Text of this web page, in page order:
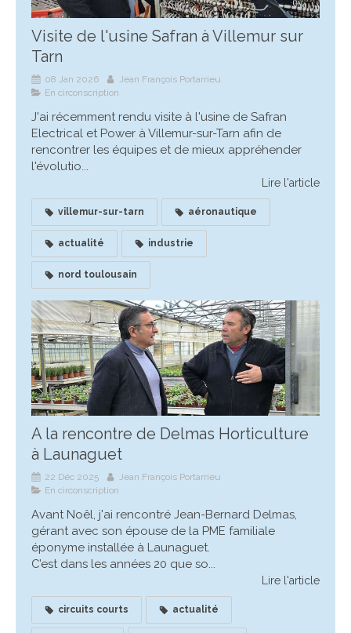
Visite de l'usine Safran à Villemur sur
Tarn
08 Jan 2026
Jean François Portarrieu
En circonscription
J'ai récemment rendu visite à l'usine de Safran
Electrical et Power à Villemur-sur-Tarn afin de
rencontrer les équipes et de mieux appréhender
l'évolutio...
Lire l'article
villemur-sur-tarn aéronautique
actualité industrie
nord toulousain
A la rencontre de Delmas Horticulture
à Launaguet
22 Déc 2025
Jean François Portarrieu
En circonscription
Avant Noêl, j'ai rencontré Jean-Bernard Delmas,
gérant avec son épouse de la PME familiale
éponyme installée à Launaguet.
C’est dans les années 20 que so...
Lire l'article
circuits courts actualité